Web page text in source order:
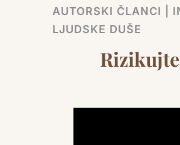
AUTORSKI ČLANCI |
LJUDSKE DUŠE